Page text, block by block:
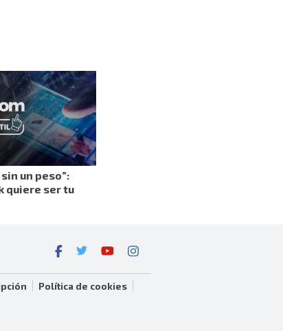
un peso”:
quiere ser tu
Política de cookies